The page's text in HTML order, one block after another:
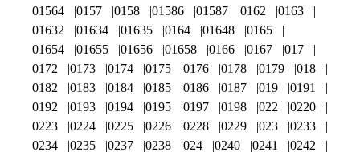
01564
0157 0158 01586 01587 0162
0163
01632
01634 01635 0164 01648
0165
01654
01655 01656 01658 0166 0167
017
0172
0173 0174 0175 0176 0178 0179
018
0182
0183 0184 0185 0186 0187 019
0191
0192
0193 0194 0195 0197 0198 022
0220
0223
0224 0225 0226 0228 0229 023
0233
0234
0235 0237 0238 024 0240 0241 0242